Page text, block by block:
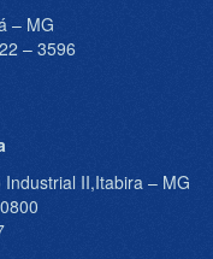
– MG
– 3596
II,Itabira – MG